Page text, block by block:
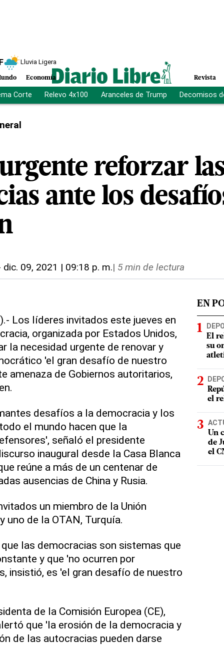
Lluvia Ligera
Economía Revista
Corte Relevo 4x100 Aranceles de Trump Decomisos
reforzar
ante los
dic. 09, 2021 | 09:18 p. m.| 5 min de lectura
Los líderes invitados este jueves en
organizada por Estados Unidos,
la necesidad urgente de renovar y
'el gran desafío de nuestro
amenaza de Gobiernos autoritarios,
desafíos a la democracia y los
el mundo hacen que la
señaló el presidente
inaugural desde la Casa Blanca
reúne a más de un centenar de
ausencias de China y Rusia.
un miembro de la Unión
uno de la OTAN, Turquía.
las democracias son sistemas que
y que 'no ocurren por
insistió, es 'el gran desafío de nuestro
de la Comisión Europea (CE),
que 'la erosión de la democracia y
de las autocracias pueden darse
EN
El
su
el
Un
de
el